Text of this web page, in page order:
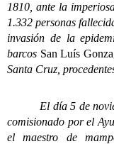
1810, ante la
1.332 personas
invasión de la
barcos San Luís
Santa Cruz,
El día 5 de
comisionado por el
el maestro de